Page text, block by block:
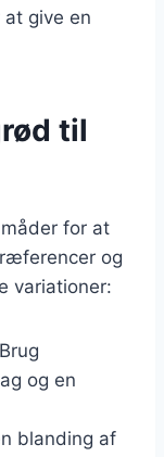
give en
til
for at
og
variationer:
og en
blanding af